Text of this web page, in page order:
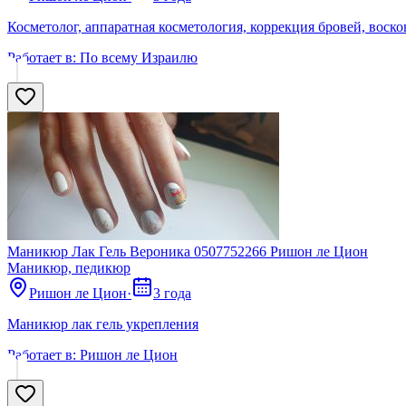
Косметолог, аппаратная косметология, коррекция бровей,
Работает в: По всему Израилю
Маникюр Лак Гель Вероника 0507752266 Ришон ле Цион
Маникюр, педикюр
Ришон ле Цион·
3 года
Маникюр лак гель укрепления
Работает в: Ришон ле Цион